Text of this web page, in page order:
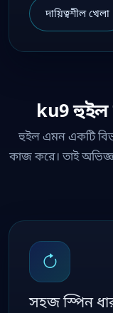
দায়িত্বশীল খেলা
ku9 হুইল
হুইল এমন একটি
কাজ করে। তাই
সহজ স্পিন